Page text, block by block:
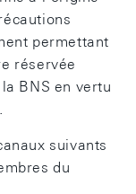
permettant
réservée
BNS en vertu
suivants
du